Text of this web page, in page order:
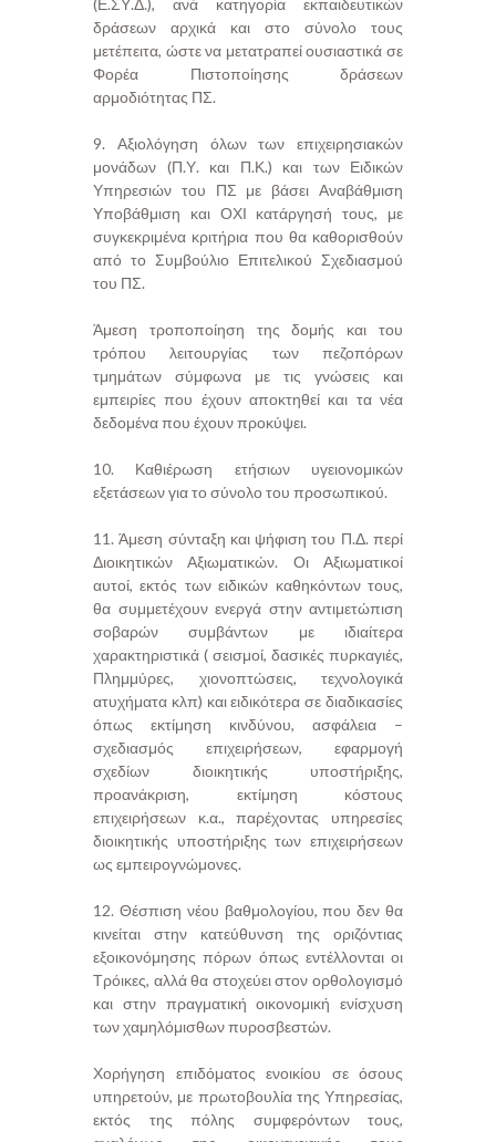
δράσεων αρχικά και στο σύνολο τους
μετέπειτα, ώστε να μετατραπεί ουσιαστικά σε
Φορέα Πιστοποίησης δράσεων
αρμοδιότητας ΠΣ.
9. Αξιολόγηση όλων των επιχειρησιακών
μονάδων (Π.Υ. και Π.Κ.) και των Ειδικών
Υπηρεσιών του ΠΣ με βάσει Αναβάθμιση
Υποβάθμιση και ΟΧΙ κατάργησή τους, με
συγκεκριμένα κριτήρια που θα καθορισθούν
από το Συμβούλιο Επιτελικού Σχεδιασμού
του ΠΣ.
Άμεση τροποποίηση της δομής και του
τρόπου λειτουργίας των πεζοπόρων
τμημάτων σύμφωνα με τις γνώσεις και
εμπειρίες που έχουν αποκτηθεί και τα νέα
δεδομένα που έχουν προκύψει.
10. Καθιέρωση ετήσιων υγειονομικών
εξετάσεων για το σύνολο του προσωπικού.
11. Άμεση σύνταξη και ψήφιση του Π.Δ. περί
Διοικητικών Αξιωματικών. Οι Αξιωματικοί
αυτοί, εκτός των ειδικών καθηκόντων τους,
θα συμμετέχουν ενεργά στην αντιμετώπιση
σοβαρών συμβάντων με ιδιαίτερα
χαρακτηριστικά ( σεισμοί, δασικές πυρκαγιές,
Πλημμύρες, χιονοπτώσεις, τεχνολογικά
ατυχήματα κλπ) και ειδικότερα σε διαδικασίες
όπως εκτίμηση κινδύνου, ασφάλεια –
σχεδιασμός επιχειρήσεων, εφαρμογή
σχεδίων διοικητικής υποστήριξης,
προανάκριση, εκτίμηση κόστους
επιχειρήσεων κ.α., παρέχοντας υπηρεσίες
διοικητικής υποστήριξης των επιχειρήσεων
ως εμπειρογνώμονες.
12. Θέσπιση νέου βαθμολογίου, που δεν θα
κινείται στην κατεύθυνση της οριζόντιας
εξοικονόμησης πόρων όπως εντέλλονται οι
Τρόικες, αλλά θα στοχεύει στον ορθολογισμό
και στην πραγματική οικονομική ενίσχυση
των χαμηλόμισθων πυροσβεστών.
Χορήγηση επιδόματος ενοικίου σε όσους
υπηρετούν, με πρωτοβουλία της Υπηρεσίας,
εκτός της πόλης συμφερόντων τους,